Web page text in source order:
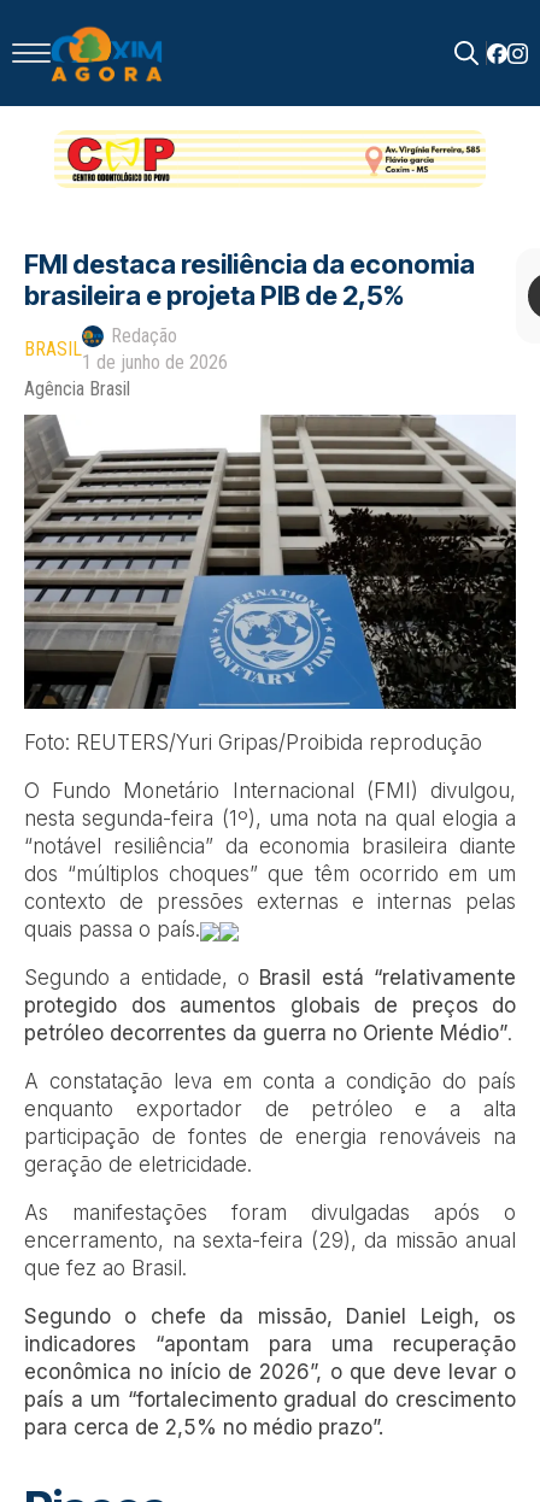
for:
FMI destaca resiliência da economia
brasileira e projeta PIB de 2,5%
BRASIL
Redação
1 de junho de 2026
Agência Brasil
Foto: REUTERS/Yuri Gripas/Proibida reprodução
O Fundo Monetário Internacional (FMI) divulgou,
nesta segunda-feira (1º), uma nota na qual elogia a
“notável resiliência” da economia brasileira diante
dos “múltiplos choques” que têm ocorrido em um
contexto de pressões externas e internas pelas
quais passa o país.
Segundo a entidade, o Brasil está “relativamente
protegido dos aumentos globais de preços do
petróleo decorrentes da guerra no Oriente Médio”.
A constatação leva em conta a condição do país
enquanto exportador de petróleo e a alta
participação de fontes de energia renováveis na
geração de eletricidade.
As manifestações foram divulgadas após o
encerramento, na sexta-feira (29), da missão anual
que fez ao Brasil.
Segundo o chefe da missão, Daniel Leigh, os
indicadores “apontam para uma recuperação
econômica no início de 2026”, o que deve levar o
país a um “fortalecimento gradual do crescimento
para cerca de 2,5% no médio prazo”.